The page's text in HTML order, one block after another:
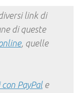
link di
di queste
, quelle
PayPale